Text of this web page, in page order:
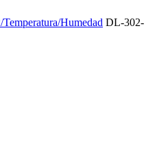
Humedad DL-302-